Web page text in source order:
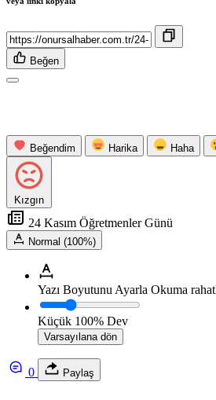
Beğen
Beğendim Harika Haha
Kızgın
24 Kasım Öğretmenler Günü
Normal (100%)
Yazı Boyutunu Ayarla Okuma
Küçük 100% Dev
Varsayılana dön
0 Paylaş